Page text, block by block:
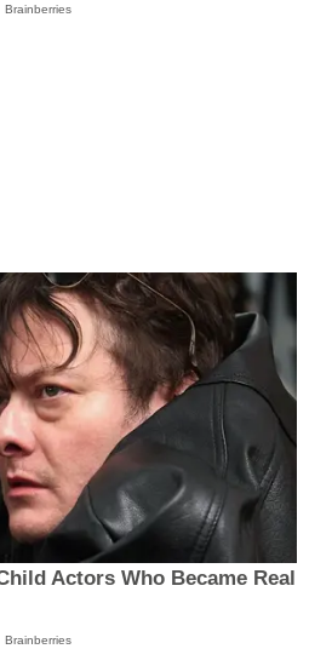
Brainberries
Actors Who Became Real
Brainberries